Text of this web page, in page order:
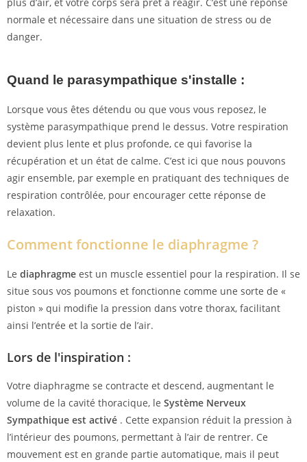
normale et nécessaire dans une situation de stress ou de
danger.
Quand le parasympathique s'installe :
Lorsque vous êtes détendu ou que vous vous reposez, le
système parasympathique prend le dessus. Votre respiration
devient plus lente et plus profonde, ce qui favorise la
récupération et un état de calme. C’est ici que nous pouvons
agir ensemble, par exemple en pratiquant des techniques de
respiration contrôlée, pour encourager cette réponse de
relaxation.
Comment fonctionne le diaphragme ?
Le diaphragme est un muscle essentiel pour la respiration. Il se
situe sous vos poumons et fonctionne comme une sorte de «
piston » qui modifie la pression dans votre thorax, facilitant
ainsi l’entrée et la sortie de l’air.
Lors de l'inspiration :
Votre diaphragme se contracte et descend, augmentant le
volume de la cavité thoracique, le Système Nerveux
Sympathique est activé . Cette expansion réduit la pression à
l’intérieur des poumons, permettant à l’air de rentrer. Ce
mouvement est en grande partie automatique, mais il peut